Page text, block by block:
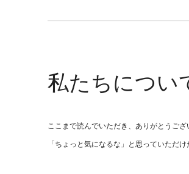
私たちについ
ここまで読んでいただき、ありがとうござ
「ちょっと気になるな」と思っていただ